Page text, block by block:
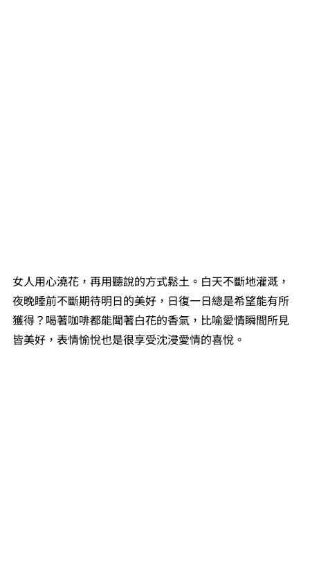
女人用心澆花，再用聽說的方式鬆土。白天不斷地灌溉，
夜晚睡前不斷期待明日的美好，日復一日總是希望能有所
獲得？喝著咖啡都能聞著白花的香氣，比喻愛情瞬間所見
皆美好，表情愉悅也是很享受沈浸愛情的喜悅。